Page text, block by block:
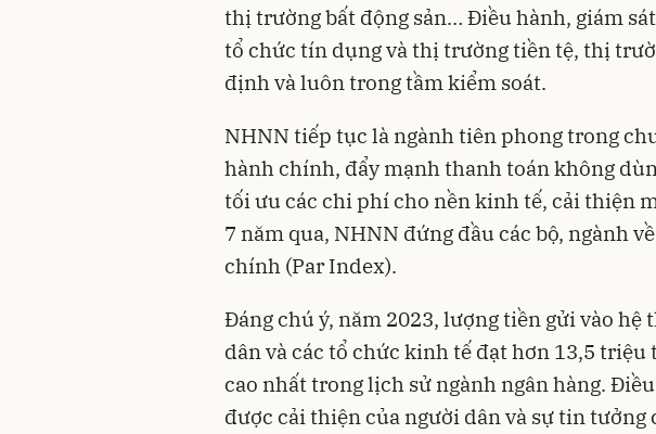
thị trường bất động sản… Điều hành, giám
tổ chức tín dụng và thị trường tiền tệ, thị
định và luôn trong tầm kiểm soát.
NHNN tiếp tục là ngành tiên phong trong
hành chính, đẩy mạnh thanh toán không
tối ưu các chi phí cho nền kinh tế, cải thiện
7 năm qua, NHNN đứng đầu các bộ, ngành
chính (Par Index).
Đáng chú ý, năm 2023, lượng tiền gửi vào hệ
dân và các tổ chức kinh tế đạt hơn 13,5 triệu
cao nhất trong lịch sử ngành ngân hàng.
được cải thiện của người dân và sự tin tưởng